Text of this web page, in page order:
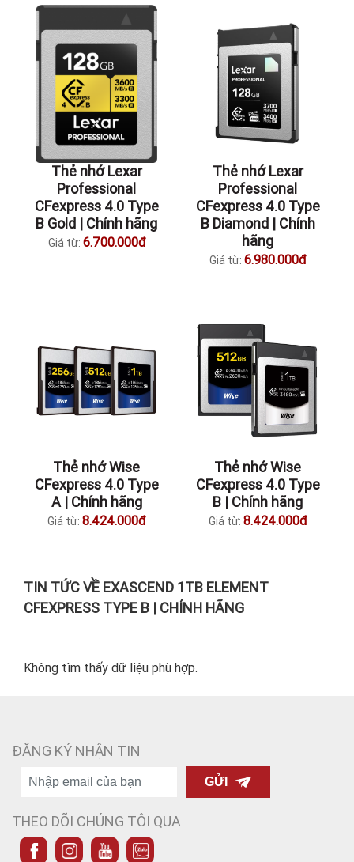
Thẻ nhớ Lexar
Professional
CFexpress 4.0 Type
B Gold | Chính hãng
Giá từ: 6.700.000đ
Thẻ nhớ Lexar
Professional
CFexpress 4.0 Type
B Diamond | Chính
hãng
Giá từ: 6.980.000đ
Thẻ nhớ Wise
CFexpress 4.0 Type
A | Chính hãng
Giá từ: 8.424.000đ
Thẻ nhớ Wise
CFexpress 4.0 Type
B | Chính hãng
Giá từ: 8.424.000đ
TIN TỨC VỀ EXASCEND 1TB ELEMENT
CFEXPRESS TYPE B | CHÍNH HÃNG
Không tìm thấy dữ liệu phù hợp.
ĐĂNG KÝ NHẬN TIN
GỬI
THEO DÕI CHÚNG TÔI QUA